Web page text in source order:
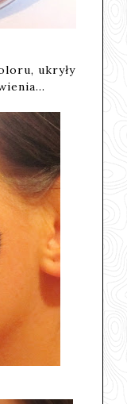
ukryły